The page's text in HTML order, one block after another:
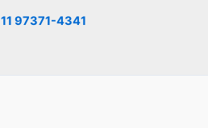
11 97371-4341